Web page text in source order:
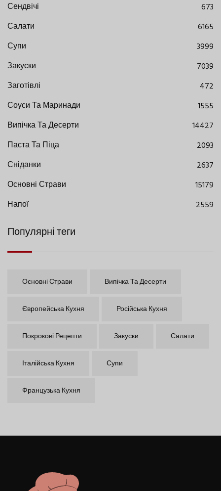
Сендвічі
673
Салати
6165
Супи
3999
Закуски
7039
Заготівлі
472
Соуси Та Маринади
1555
Випічка Та Десерти
14427
Паста Та Піца
2093
Сніданки
2637
Основні Страви
15179
Напої
2559
Популярні теги
Основні Страви Випічка Та Десерти
Європейська Кухня Російська Кухня
Покрокові Рецепти Закуски Салати
Італійська Кухня Супи
Французька Кухня